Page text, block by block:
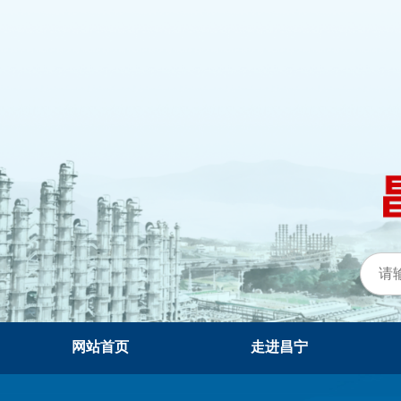
网站首页 走进昌宁